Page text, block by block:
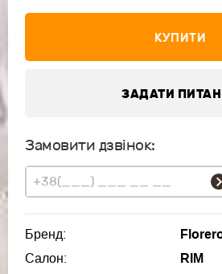
КУПИТИ
ЗАДАТИ
Замовити дзвінок:
Бренд:
Салон:
RIM